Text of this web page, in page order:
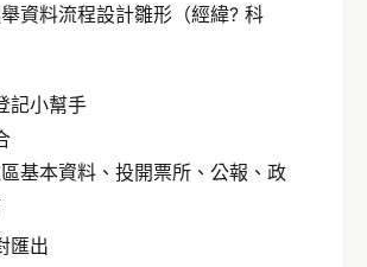
資料流程設計雛形（經緯? 科
記小幫手
基本資料、投開票所、公報、政
匯出